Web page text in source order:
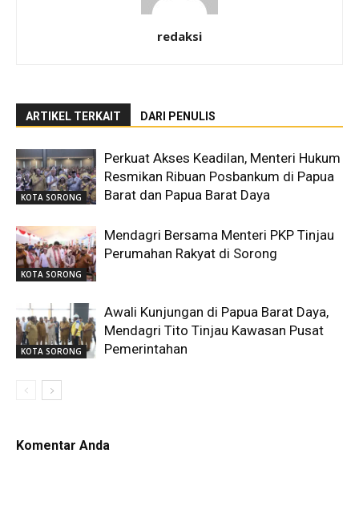
redaksi
ARTIKEL TERKAIT DARI PENULIS
KOTA SORONG
Perkuat Akses Keadilan, Menteri Hukum
Resmikan Ribuan Posbankum di Papua
Barat dan Papua Barat Daya
KOTA SORONG
Mendagri Bersama Menteri PKP Tinjau
Perumahan Rakyat di Sorong
KOTA SORONG
Awali Kunjungan di Papua Barat Daya,
Mendagri Tito Tinjau Kawasan Pusat
Pemerintahan
Komentar Anda